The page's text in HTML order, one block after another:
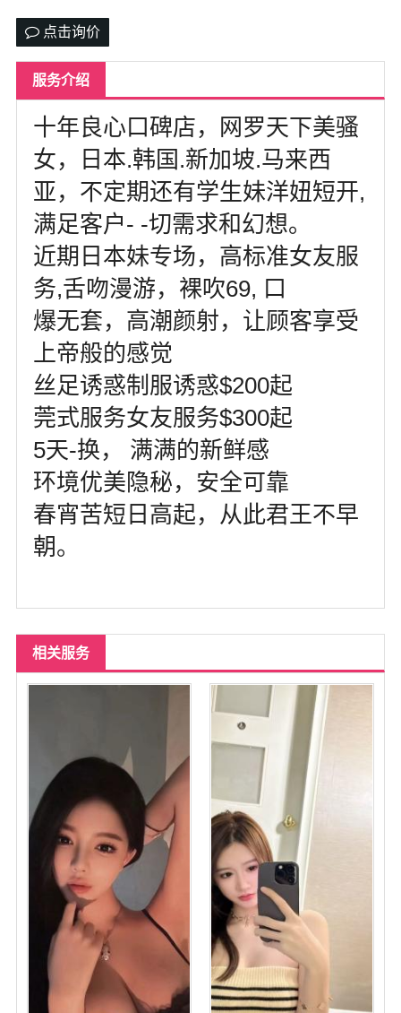
乔治亚州
北卡罗来纳州
马里兰州
宾夕法尼亚州
康涅狄格州
马萨诸塞州
俄亥俄州
底特律
明尼苏达州
丹佛
菲尼克斯
点击询价
服务介绍
十年良心口碑店，网罗天下美骚
女，日本.韩国.新加坡.马来西
亚，不定期还有学生妹洋妞短开,
满足客户- -切需求和幻想。
近期日本妹专场，高标准女友服
务,舌吻漫游，裸吹69, 口
爆无套，高潮颜射，让顾客享受
上帝般的感觉
丝足诱惑制服诱惑$200起
莞式服务女友服务$300起
5天-换， 满满的新鲜感
环境优美隐秘，安全可靠
春宵苦短日高起，从此君王不早
朝。
相关服务